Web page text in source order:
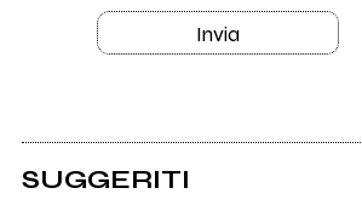
Invia
SUGGERITI